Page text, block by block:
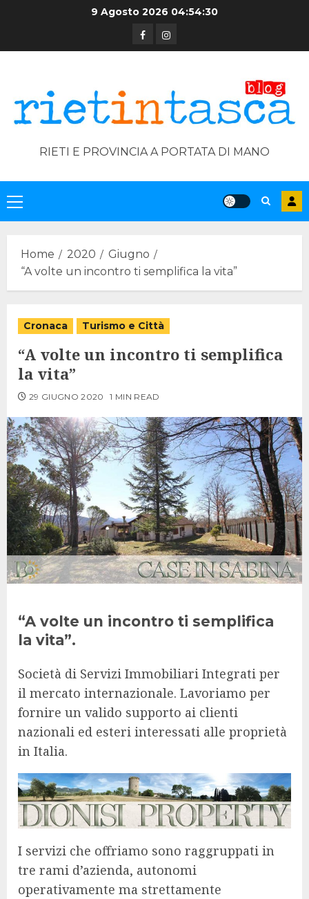
9 Agosto 2026 04:54:30
FacebookInstagram
RIETI E PROVINCIA A PORTATA DI MANO
Primary
Menu
Home 2020
Giugno
“A volte un incontro ti semplifica la vita”
Cronaca Turismo e Città
“A volte un incontro ti semplifica
la vita”
29 GIUGNO 2020 1 MIN READ
“A volte un incontro ti semplifica
la vita”.
Società di Servizi Immobiliari Integrati per
il mercato internazionale. Lavoriamo per
fornire un valido supporto ai clienti
nazionali ed esteri interessati alle proprietà
in Italia.
I servizi che offriamo sono raggruppati in
tre rami d’azienda, autonomi
operativamente ma strettamente